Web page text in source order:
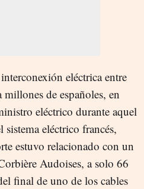
eléctrica entre
de españoles, en
eléctrico durante aquel
eléctrico francés,
estuvo relacionado con un
Audoises, a solo 66
final de uno de los cables